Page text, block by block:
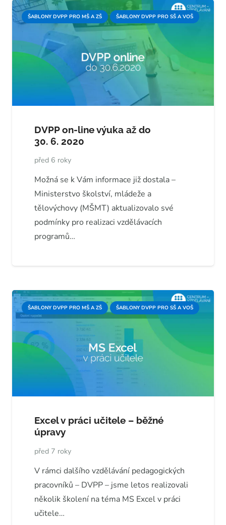
ŠABLONY DVPP PRO MŠ A ZŠ ŠABLONY DVPP PRO SŠ A VOŠ
DVPP on-line výuka až do
30. 6. 2020
před 6 roky
Možná se k Vám informace již dostala –
Ministerstvo školství, mládeže a
tělovýchovy (MŠMT) aktualizovalo své
podmínky pro realizaci vzdělávacích
programů…
ŠABLONY DVPP PRO MŠ A ZŠ ŠABLONY DVPP PRO SŠ A VOŠ
Excel v práci učitele – běžné
úpravy
před 7 roky
V rámci dalšího vzdělávání pedagogických
pracovníků – DVPP – jsme letos realizovali
několik školení na téma MS Excel v práci
učitele…